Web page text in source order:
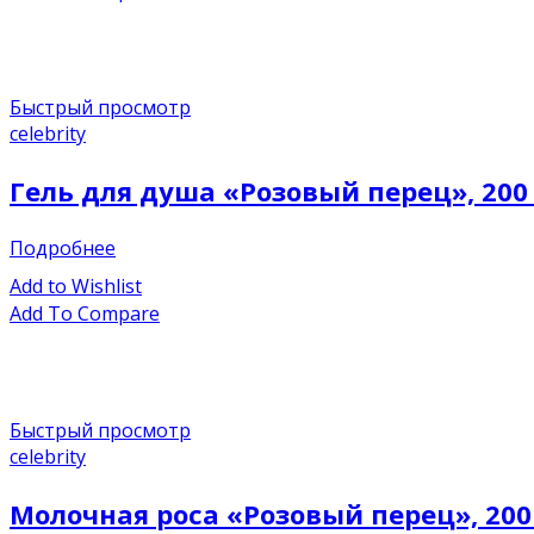
Быстрый просмотр
celebrity
Гель для душа «Розовый перец»,
Подробнее
Add to Wishlist
Add To Compare
Быстрый просмотр
celebrity
Молочная роса «Розовый перец»,